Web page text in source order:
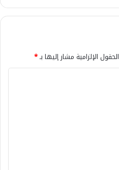
الحقول الإلزامية مشار إليها بـ*